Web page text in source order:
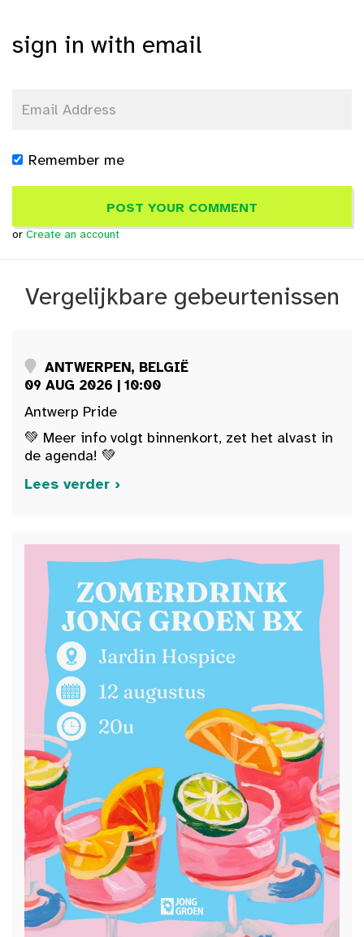
sign in with email
Remember me
or Create an account
Vergelijkbare gebeurtenissen
ANTWERPEN, BELGIË
09 AUG 2026 | 10:00
Antwerp Pride
💚 Meer info volgt binnenkort, zet het alvast in
de agenda! 💚
Lees verder ›